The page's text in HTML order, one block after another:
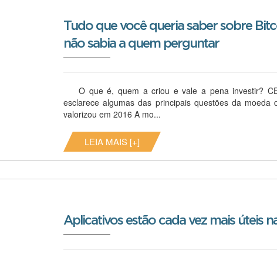
Tudo que você queria saber sobre
não sabia a quem perguntar
O que é, quem a criou e vale a pena investir?
esclarece algumas das principais questões da moeda
valorizou em 2016 A mo...
LEIA MAIS [+]
Aplicativos estão cada vez mais úteis